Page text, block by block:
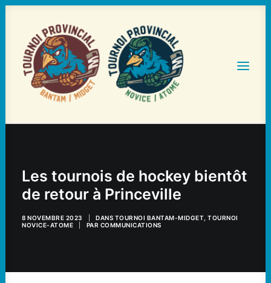
STATISTIQUES ET HORAIRES
TOURNOIS
HÉBERGEMENT ET RESTAURATION
Les tournois de hockey bientôt
de retour à Princeville
8 NOVEMBRE 2023 DANS TOURNOI BANTAM-MIDGET TOURNOI
NOVICE-ATOME
PAR COMMUNICATIONS